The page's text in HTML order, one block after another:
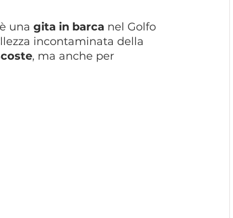
una gita in barca nel Golfo
incontaminata della
, ma anche per